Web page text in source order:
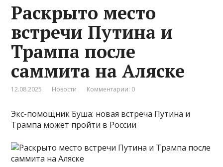
Раскрыто место
встречи Путина и
Трампа после
саммита на Аляске
12.08.2025 Новости Комментарии: 0
Экс-помощник Буша: новая встреча Путина и
Трампа может пройти в России